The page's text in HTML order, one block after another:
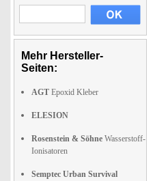
Mehr Hersteller-
Seiten:
AGT Epoxid Kleber
ELESION
Rosenstein & Söhne Wasserstoff-
Ionisatoren
Semptec Urban Survival